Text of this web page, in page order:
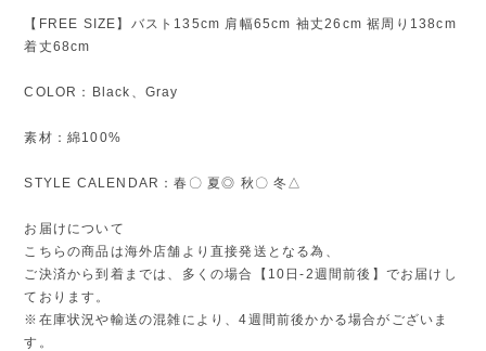
【FREE SIZE】バスト135cm 肩幅65cm 袖丈26cm 裾周り138cm
着丈68cm
COLOR：Black、Gray
素材：綿100%
STYLE CALENDAR：春〇 夏◎ 秋〇 冬△
お届けについて
こちらの商品は海外店舗より直接発送となる為、
ご決済から到着までは、多くの場合【10日-2週間前後】でお届けし
ております。
※在庫状況や輸送の混雑により、4週間前後かかる場合がございま
す。